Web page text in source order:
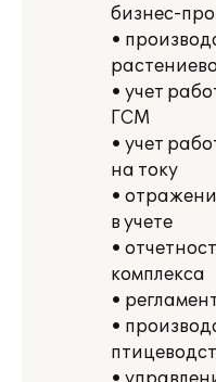
бизнес-
•
• учет
ГСМ
• учет
на току
•
в учете
•
комплекса
•
•